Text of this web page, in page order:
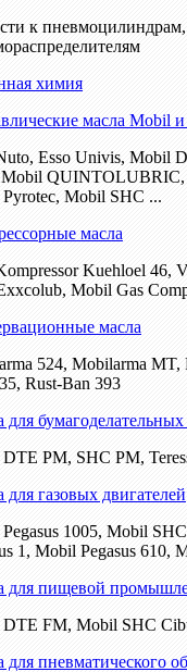
к
химия
масла Mobil и
Esso Univis, Mobil
QUINTOLUBRIC,
Mobil SHC ...
масла
Kuehloel 46,
Mobil Gas
масла
524, Mobilarma MT,
Rust-Ban 393
для
РМ, SHC PM,
для газовых двигателей
1005, Mobil
1, Mobil Pegasus 610,
для пищевой
FM, Mobil SHC
для пневматического